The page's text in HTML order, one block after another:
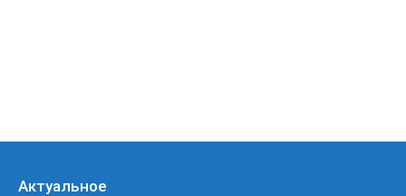
Актуальное